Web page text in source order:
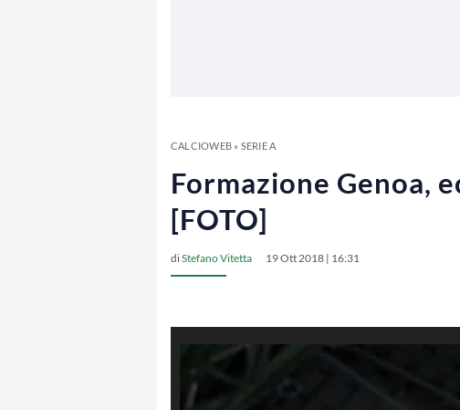
CALCIOWEB» SERIE A
Formazione Genoa,
[FOTO]
diStefano Vitetta 19 Ott 2018 | 16:31